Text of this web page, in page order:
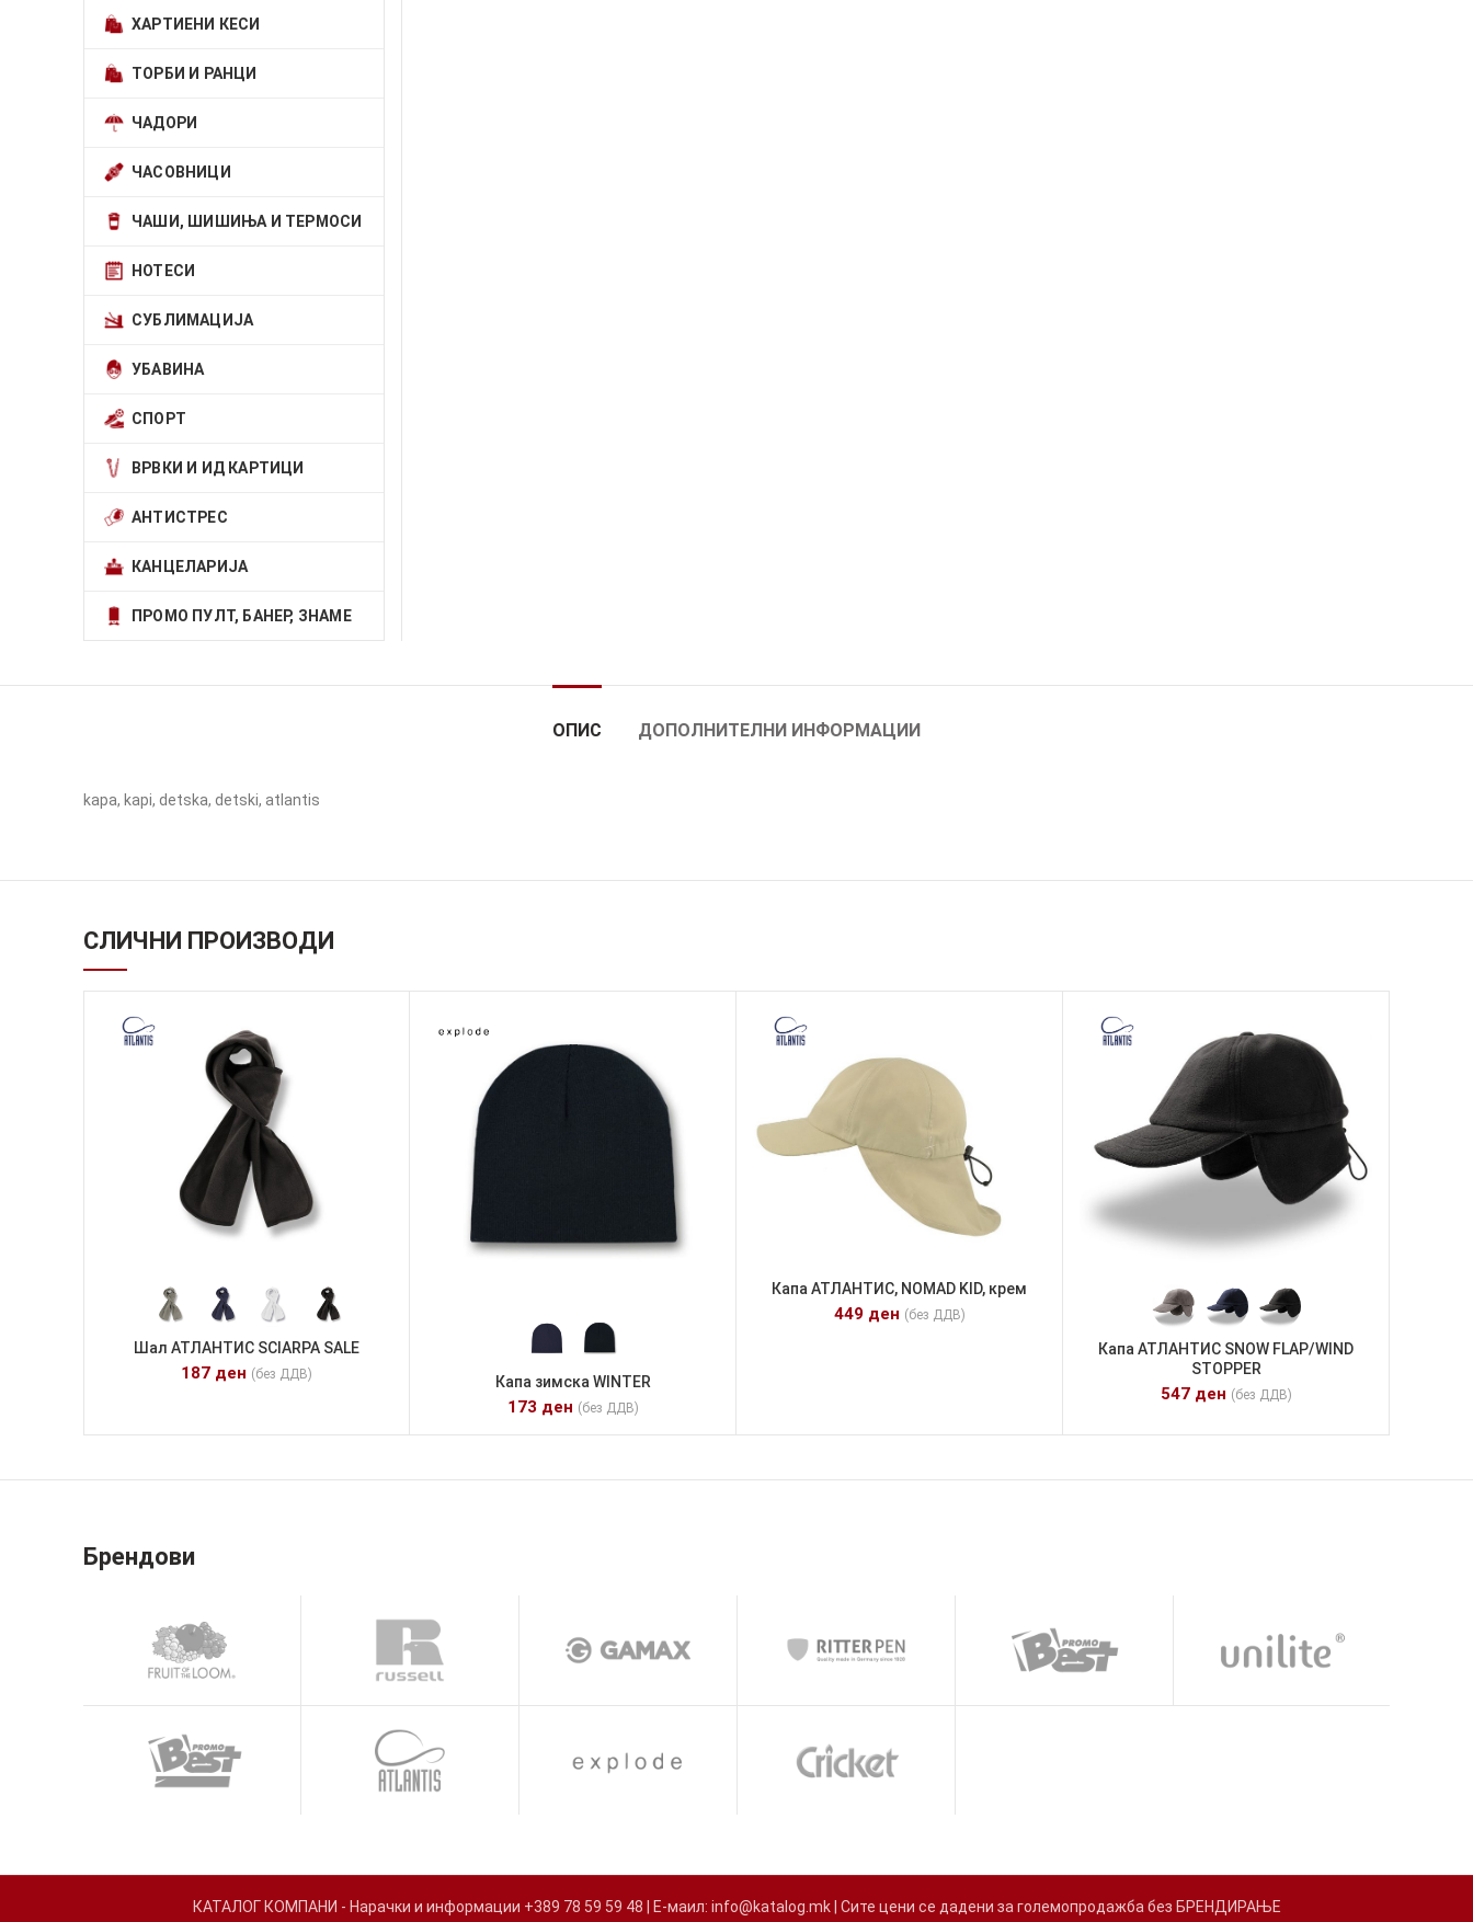
ХАРТИЕНИ КЕСИ
ТОРБИ И РАНЦИ
ЧАДОРИ
ЧАСОВНИЦИ
ЧАШИ, ШИШИЊА И ТЕРМОСИ
НОТЕСИ
СУБЛИМАЦИЈА
УБАВИНА
СПОРТ
ВРВКИ И ИД КАРТИЦИ
АНТИСТРЕС
КАНЦЕЛАРИЈА
ПРОМО ПУЛТ, БАНЕР, ЗНАМЕ
ОПИС ДОПОЛНИТЕЛНИ ИНФОРМАЦИИ
kapa, kapi, detska, detski, atlantis
СЛИЧНИ ПРОИЗВОДИ
Шал АТЛАНТИС SCIARPA SALE
187 ден (без ДДВ) Капа зимска WINTER
173 ден (без ДДВ)
Капа АТЛАНТИС, NOMAD KID, крем
449 ден (без ДДВ)
Капа АТЛАНТИС SNOW FLAP/WIND
STOPPER
547 ден (без ДДВ)
Брендови
КАТАЛОГ КОМПАНИ - Нарачки и информации +389 78 59 59 48 | Е-маил: info@katalog.mk | Сите цени се дадени за големопродажба без БРЕНДИРАЊЕ